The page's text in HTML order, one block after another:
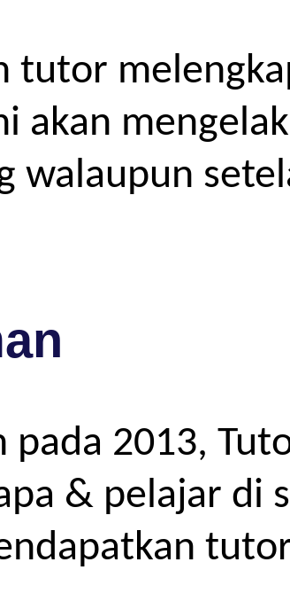
tutor
akan
walaupun
pada 2013,
& pelajar di